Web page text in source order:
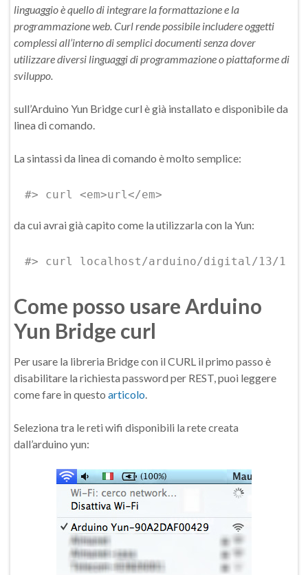
linguaggio è quello di integrare la formattazione e la
programmazione web. Curl rende possibile includere oggetti
complessi all’interno di semplici documenti senza dover
utilizzare diversi linguaggi di programmazione o piattaforme di
sviluppo.
sull’Arduino Yun Bridge curl è già installato e disponibile da
linea di comando.
La sintassi da linea di comando è molto semplice:
#> curl <em>url</em>
da cui avrai già capito come la utilizzarla con la Yun:
#> curl localhost/arduino/digital/13/1
Come posso usare Arduino
Yun Bridge curl
Per usare la libreria Bridge con il CURL il primo passo è
disabilitare la richiesta password per REST, puoi leggere
come fare in questo articolo.
Seleziona tra le reti wifi disponibili la rete creata
dall’arduino yun: